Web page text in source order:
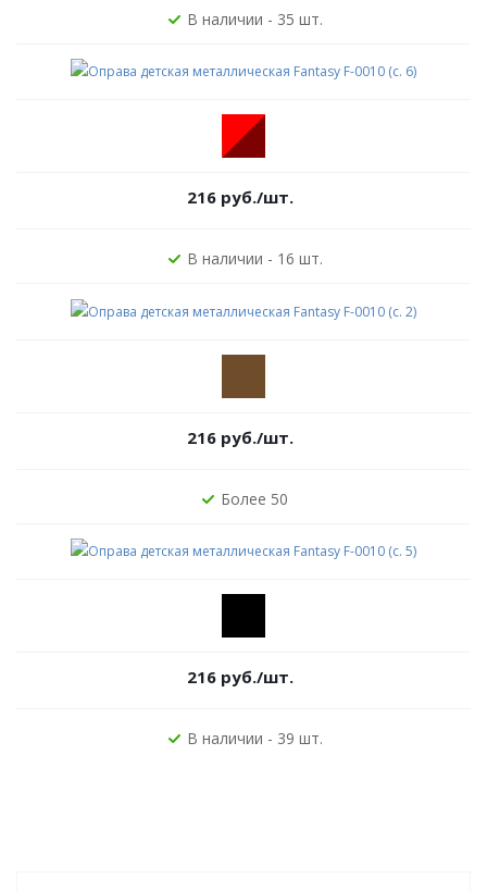
В наличии - 35 шт.
216руб./шт.
В наличии - 16 шт.
216руб./шт.
Более 50
216руб./шт.
В наличии - 39 шт.